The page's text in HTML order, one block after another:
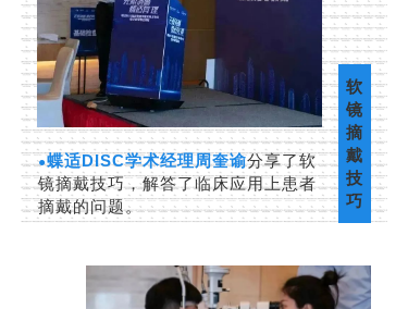
●蝶适DISC学术经理周奎谕分享了软
镜摘戴技巧，解答了临床应用上患者
摘戴的问题。
软
镜
摘
戴
技
巧